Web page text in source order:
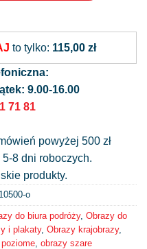
to tylko: 115,00 zł
9.00-16.00
71 81
powyżej 500 zł
8 dni roboczych.
produkty.
o
do biura podróży, Obrazy do
i plakaty, Obrazy krajobrazy,
obrazy szare